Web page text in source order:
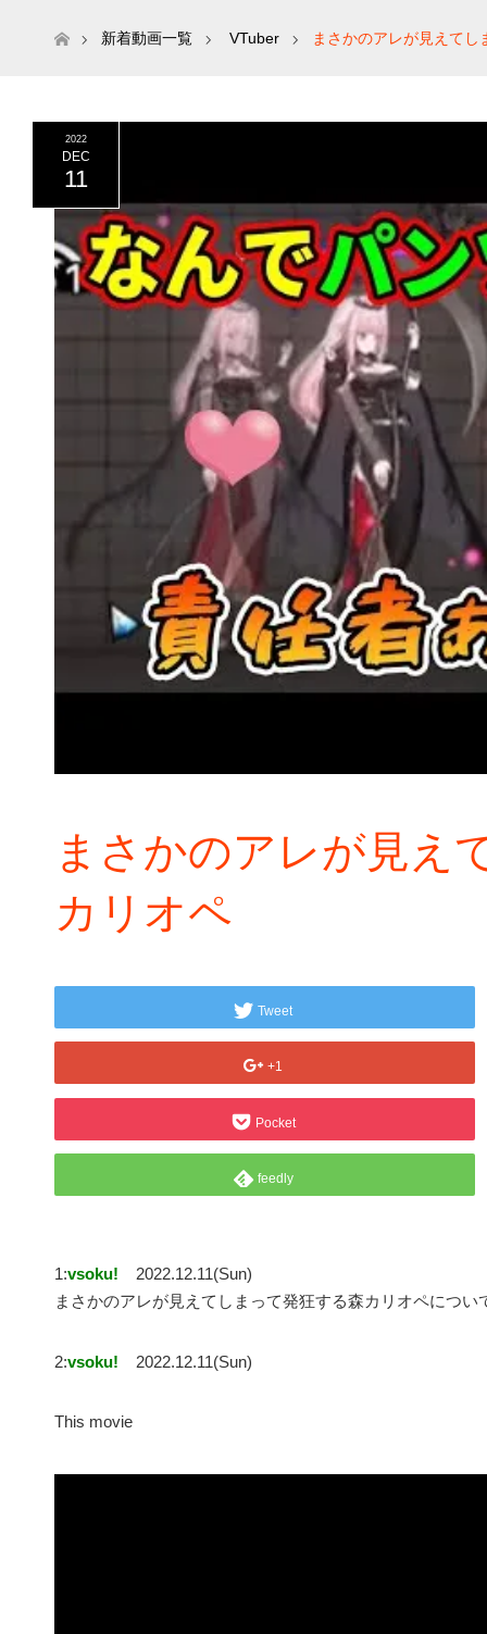
ホーム新着動画一覧 VTuber まさかのアレが見えて
2022
DEC
11
まさかのアレが見え
カリオペ
Tweet
+1
Pocket
feedly
1:vsoku!
2022.12.11(Sun)
まさかのアレが見えてしまって発狂する森カリオペについ
2:vsoku! 2022.12.11(Sun)
This movie